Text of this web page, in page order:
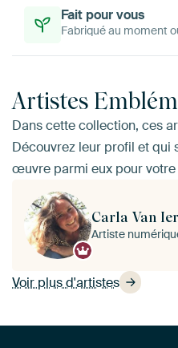
Fait pour vous
Fabriqué au moment
Artistes
Dans cette collection, ces
Découvrez leur profil et qui
œuvre parmi eux pour votre
Voir plus d'artistes
Carla Van
Artiste